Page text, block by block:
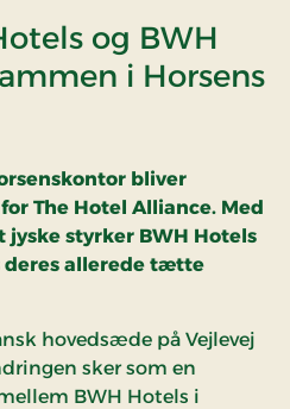
og BWH
i Horsens
bliver
The Hotel Alliance. Med
styrker BWH Hotels
deres allerede tætte
hovedsæde på Vejlevej
sker som en
BWH Hotels i